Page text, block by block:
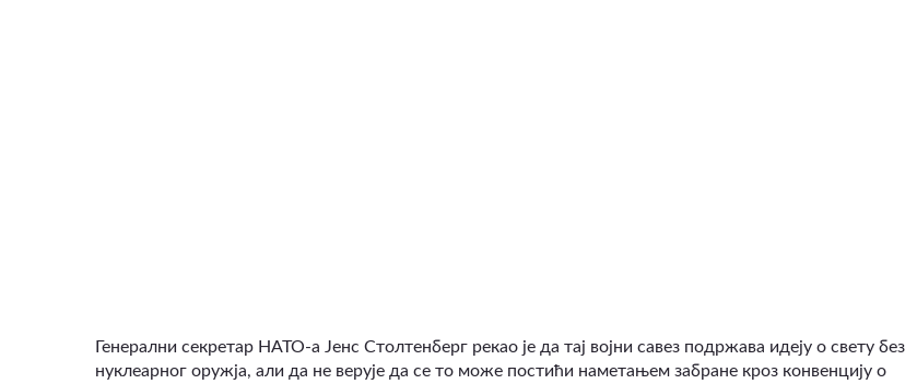
Генерални секретар НАТО-а Јенс Столтенберг рекао је да тај војни савез подржава идеју о свету без
нуклеарног оружја, али да не верује да се то може постићи наметањем забране кроз конвенцију о